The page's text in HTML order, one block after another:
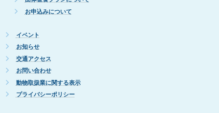
お申込みについて
イベント
お知らせ
交通アクセス
お問い合わせ
動物取扱業に関する表示
プライバシーポリシー